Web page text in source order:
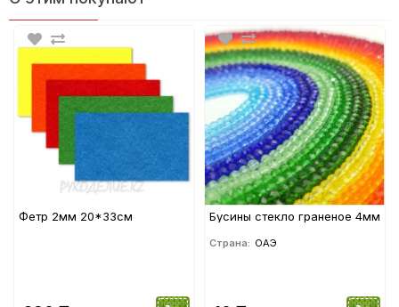
Фетр 2мм 20*33см Бусины стекло граненое 4мм
Страна: ОАЭ